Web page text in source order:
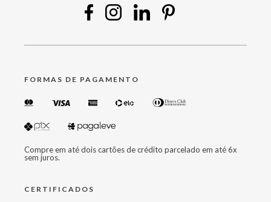
FORMAS DE PAGAMENTO
Compre em até dois cartões de crédito parcelado em até 6x
sem juros.
CERTIFICADOS